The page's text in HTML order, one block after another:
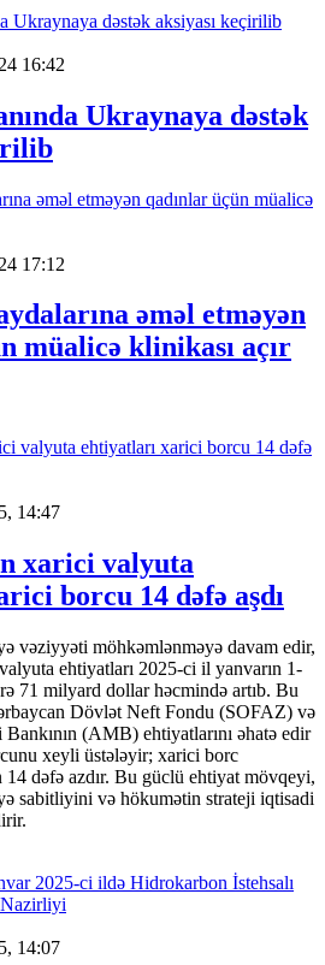
16:42
Ukraynaya dəstək
17:12
əməl etməyən
müalicə klinikası açır
14:47
xarici valyuta
borcu 14 dəfə aşdı
vəziyyəti möhkəmlənməyə davam edir,
ehtiyatları 2025-ci il yanvarın 1-
71 milyard dollar həcmində artıb. Bu
Dövlət Neft Fondu (SOFAZ) və
(AMB) ehtiyatlarını əhatə edir
xeyli üstələyir; xarici borc
14 dəfə azdır. Bu güclü ehtiyat mövqeyi,
sabitliyini və hökumətin strateji iqtisadi
14:07